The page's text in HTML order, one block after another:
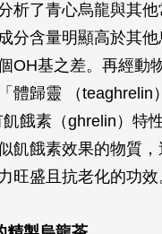
析了青心烏龍與其
分含量明顯高於其
OH基之差。再經動
體歸靈 （teaghrelin
餓素（ghrelin）特
飢餓素效果的物質
旺盛且抗老化的功效